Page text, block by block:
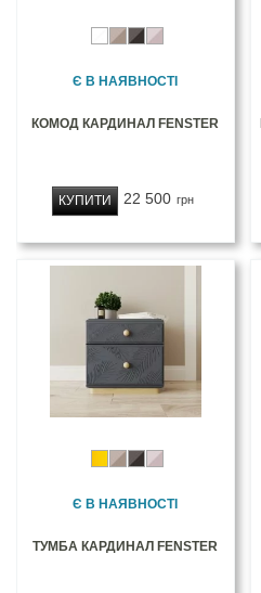
Є В НАЯВНОСТІ
КОМОД КАРДИНАЛ FENSTER
22 500 грн
КУПИТИ
Є В НАЯВНОСТІ
ТУМБА КАРДИНАЛ FENSTER